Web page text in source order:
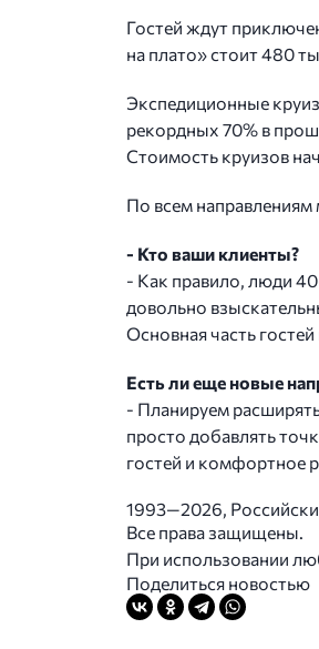
Гостей ждут
на плато» стоит 480
Экспедиционные
рекордных 70% в
Стоимость круизов
По всем
- Кто ваши клиенты?
- Как правило, люди
довольно
Основная часть
Есть ли еще новые
- Планируем
просто добавлять
гостей и комфортное
1993—2026,
Все права защищены.
При использовании
Поделиться новостью